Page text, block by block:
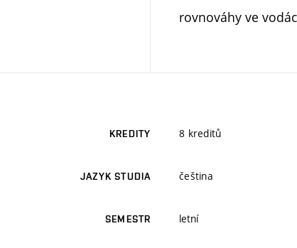
rovnováhy ve
KREDITY 8 kreditů
JAZYK STUDIA čeština
SEMESTR letní